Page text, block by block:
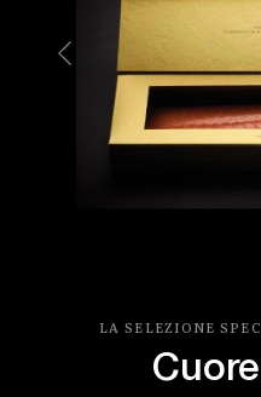
LA SELEZIONE